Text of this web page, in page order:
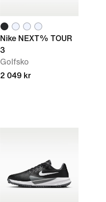
Nike NEXT% TOUR
3
Golfsko
2 049 kr